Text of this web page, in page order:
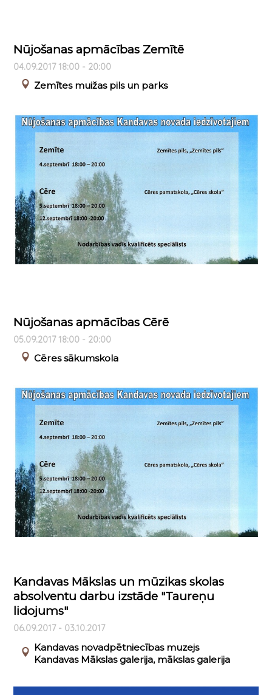
Nūjošanas apmācības Zemītē
04.09.2017 18:00 - 20:00
Zemītes muižas pils un parks
Nūjošanas apmācības Cērē
05.09.2017 18:00 - 20:00
Cēres sākumskola
Kandavas Mākslas un mūzikas skolas
absolventu darbu izstāde "Taureņu
lidojums"
06.09.2017 - 03.10.2017
Kandavas novadpētniecības muzejs
Kandavas Mākslas galerija, mākslas galerija